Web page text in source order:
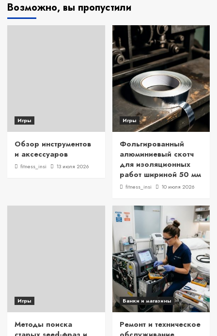
Возможно, вы пропустили
Игры
Обзор инструментов
и аксессуаров
fitness_insi 13 июля 2026
Игры
Фольгированный
алюминиевый скотч
для изоляционных
работ шириной 50 мм
fitness_insi 10 июля 2026
Игры
Методы поиска
Банки и магазины
Ремонт и техническое